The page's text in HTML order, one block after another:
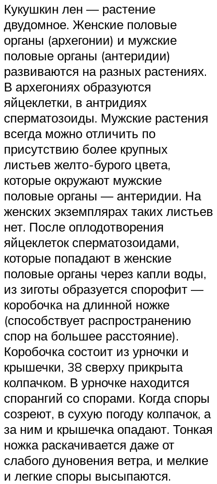
Кукушкин лен — растение
двудомное. Женские поло­вые
органы (архегонии) и мужские
половые органы (анте­ридии)
развиваются на разных растениях.
В архегониях образуются
яйцеклетки, в антридиях
сперматозоиды. Мужские растения
всегда можно отличить по
присутст­вию более крупных
листьев желто-бурого цвета,
которые окружают мужские
половые органы — антеридии. На
женских экземплярах таких листьев
нет. После оплодо­творения
яйцеклеток сперматозоидами,
которые попада­ют в женские
половые органы через капли воды,
из зиго­ты образуется спорофит —
коробочка на длинной ножке
(способствует распространению
спор на большее рас­стояние).
Коробочка состоит из урночки и
крышечки, 38 сверху прикрыта
колпачком. В урночке находится
споран­гий со спорами. Когда споры
созреют, в сухую погоду колпачок, а
за ним и крышечка опадают. Тонкая
ножка раскачивается даже от
слабого дуновения ветра, и мелкие
и легкие споры высыпаются.